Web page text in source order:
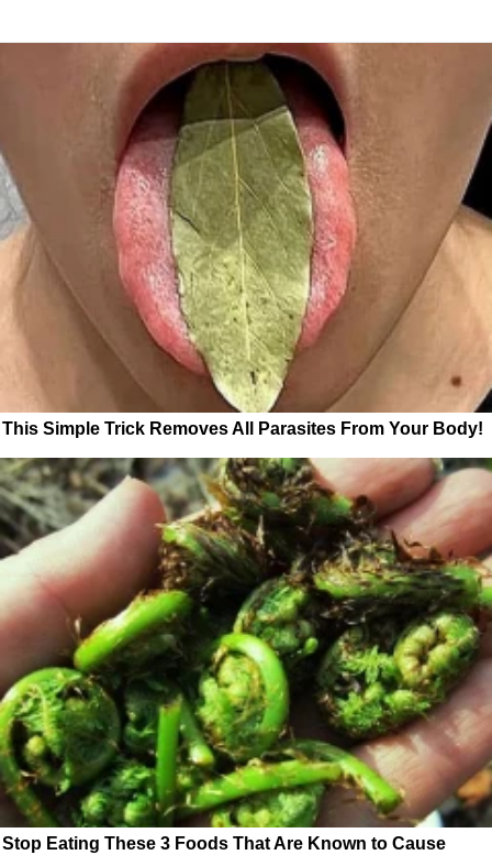
This Simple Trick Removes All Parasites From Your Body!
Stop Eating These 3 Foods That Are Known to Cause